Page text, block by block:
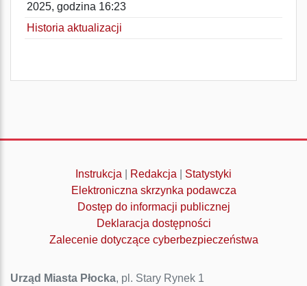
2025, godzina 16:23
Historia aktualizacji
Instrukcja Redakcja
Statystyki
Elektroniczna skrzynka podawcza
Dostęp do informacji publicznej
Deklaracja dostępności
Zalecenie dotyczące cyberbezpieczeństwa
Urząd Miasta Płocka, pl. Stary Rynek 1